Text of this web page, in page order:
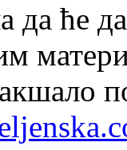
да ће